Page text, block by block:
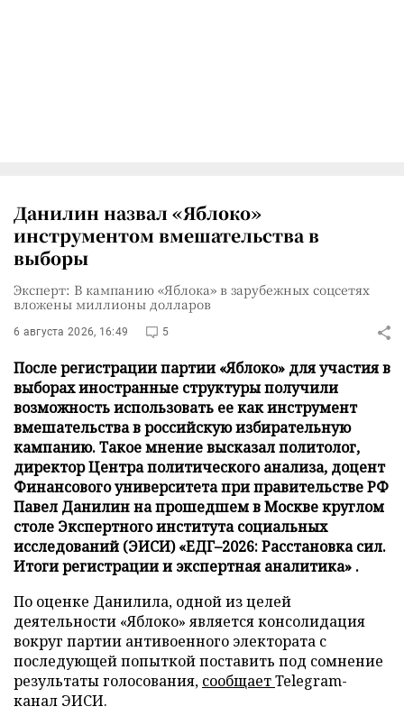
Данилин назвал «Яблоко»
инструментом вмешательства в
выборы
Эксперт: В кампанию «Яблока» в зарубежных соцсетях
вложены миллионы долларов
6 августа 2026, 16:49 5
После регистрации партии «Яблоко» для участия в
выборах иностранные структуры получили
возможность использовать ее как инструмент
вмешательства в российскую избирательную
кампанию. Такое мнение высказал политолог,
директор Центра политического анализа, доцент
Финансового университета при правительстве РФ
Павел Данилин на прошедшем в Москве круглом
столе Экспертного института социальных
исследований (ЭИСИ) «ЕДГ–2026: Расстановка сил.
Итоги регистрации и экспертная аналитика» .
По оценке Данилила, одной из целей
деятельности «Яблоко» является консолидация
вокруг партии антивоенного электората с
последующей попыткой поставить под сомнение
результаты голосования, сообщаетTelegram-
канал ЭИСИ.